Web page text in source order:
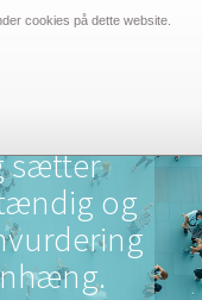
sætter
og
cookies på dette website.